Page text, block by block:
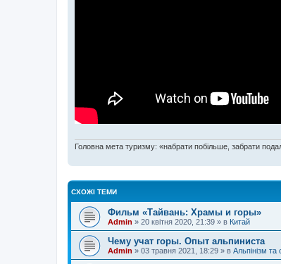
Головна мета туризму: «набрати побільше, забрати
СХОЖІ ТЕМИ
Фильм «Тайвань: Храмы и горы»
Admin » 20 квітня 2020, 21:39 » в Китай
Чему учат горы. Опыт альпиниста
Admin » 03 травня 2021, 18:29 » в Альпінізм та